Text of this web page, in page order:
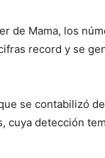
de Mama, los
record y se
se contabilizó
cuya detección